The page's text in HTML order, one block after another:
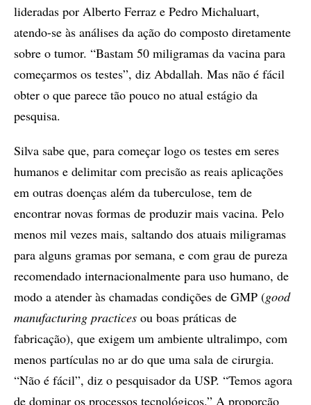
lideradas por Alberto Ferraz e Pedro Michaluart,
atendo-se às análises da ação do composto diretamente
sobre o tumor. “Bastam 50 miligramas da vacina para
começarmos os testes”, diz Abdallah. Mas não é fácil
obter o que parece tão pouco no atual estágio da
pesquisa.
Silva sabe que, para começar logo os testes em seres
humanos e delimitar com precisão as reais aplicações
em outras doenças além da tuberculose, tem de
encontrar novas formas de produzir mais vacina. Pelo
menos mil vezes mais, saltando dos atuais miligramas
para alguns gramas por semana, e com grau de pureza
recomendado internacionalmente para uso humano, de
modo a atender às chamadas condições de GMP (good
manufacturing practices ou boas práticas de
fabricação), que exigem um ambiente ultralimpo, com
menos partículas no ar do que uma sala de cirurgia.
“Não é fácil”, diz o pesquisador da USP. “Temos agora
de dominar os processos tecnológicos.” A proporção